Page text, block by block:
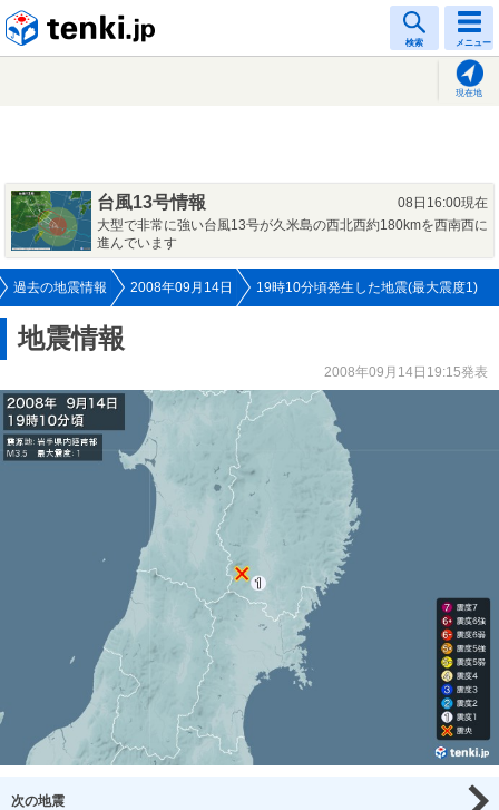
検索 メニュー
現在地
台風13号情報
08日16:00現在
大型で非常に強い台風13号が久米島の西北西約180kmを西南西に
進んでいます
過去の地震情報 2008年09月14日 19時10分頃発生した地震(最大震度1)
地震情報
2008年09月14日19:15発表
次の地震